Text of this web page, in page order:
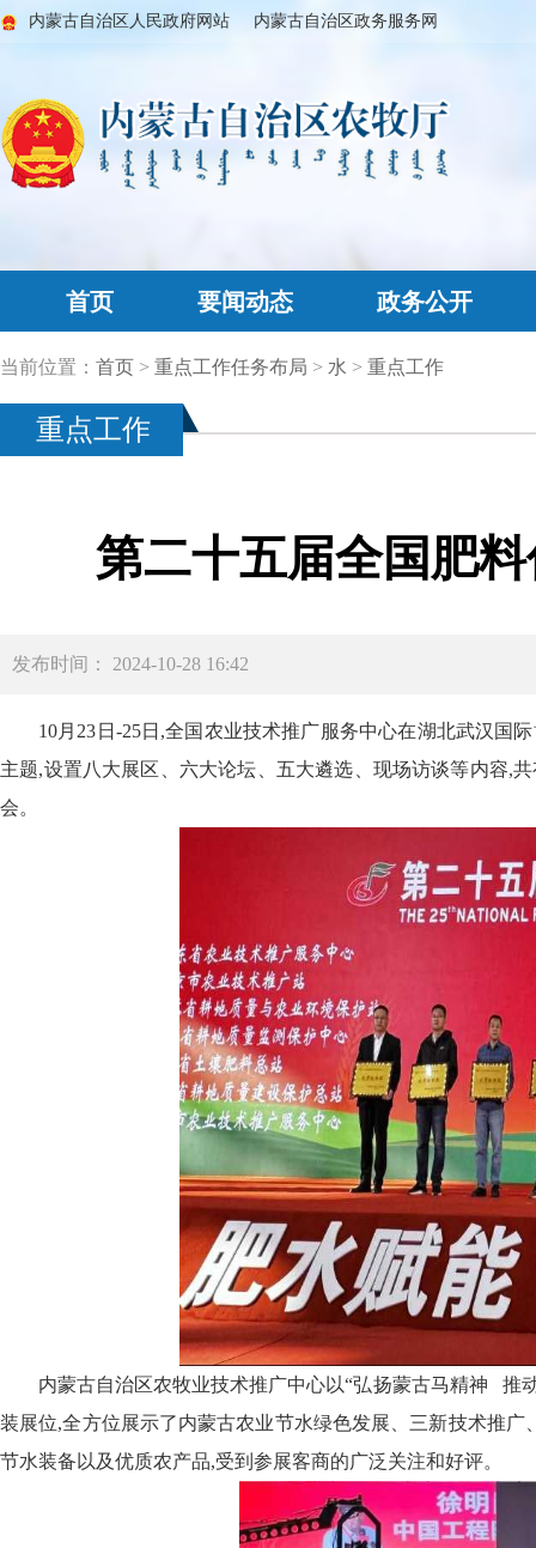
内蒙古自治区人民政府网站 内蒙古自治区政务服务网
首页 要闻动态 政务公开
当前位置： 首页 > 重点工作任务布局 > 水 > 重点工作
重点工作
第二十五届全国肥
发布时间： 2024-10-28 16:42
10月23日-25日,全国农业技术推广服务中心在湖北武汉国
主题,设置八大展区、六大论坛、五大遴选、现场访谈等内容,
会。
内蒙古自治区农牧业技术推广中心以“弘扬蒙古马精神
推
装展位,全方位展示了内蒙古农业节水绿色发展、三新技术推
节水装备以及优质农产品,受到参展客商的广泛关注和好评。